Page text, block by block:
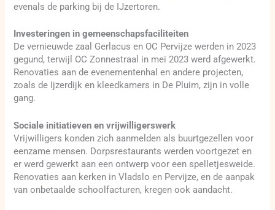
evenals de parking bij de IJzertoren.
Investeringen in gemeenschapsfaciliteiten
De vernieuwde zaal Gerlacus en OC Pervijze werden in 2023
gegund, terwijl OC Zonnestraal in mei 2023 werd afgewerkt.
Renovaties aan de evenementenhal en andere projecten,
zoals de Ijzerdijk en kleedkamers in De Pluim, zijn in volle
gang.
Sociale initiatieven en vrijwilligerswerk
Vrijwilligers konden zich aanmelden als buurtgezellen voor
eenzame mensen. Dorpsrestaurants werden voortgezet en
er werd gewerkt aan een ontwerp voor een spelletjesweide.
Renovaties aan kerken in Vladslo en Pervijze, en de aanpak
van onbetaalde schoolfacturen, kregen ook aandacht.